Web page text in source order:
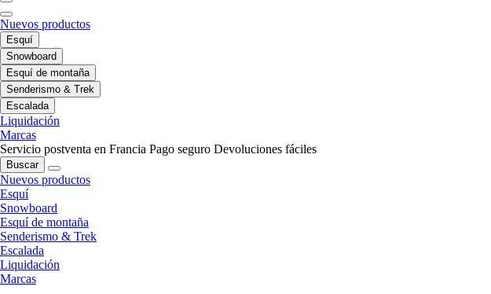
Nuevos productos
Esquí
Snowboard
Esquí de montaña
Senderismo & Trek
Escalada
Liquidación
Marcas
Servicio postventa en Francia Pago seguro Devoluciones fáciles
Buscar
Nuevos productos
Esquí
Snowboard
Esquí de montaña
Senderismo & Trek
Escalada
Liquidación
Marcas